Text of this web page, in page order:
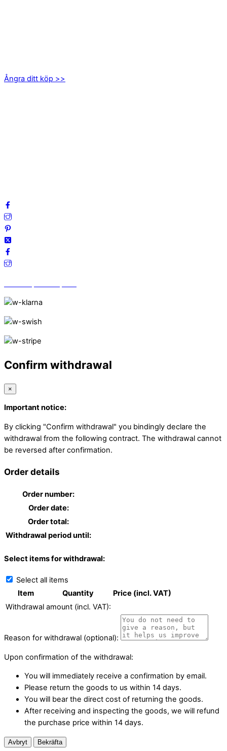
Ångra ditt köp >>
Confirm withdrawal
×
Important notice:
By clicking "Confirm withdrawal" you bindingly declare the
withdrawal from the following contract. The withdrawal cannot
be reversed after confirmation.
Order details
Order number:
Order date:
Order total:
Withdrawal period until:
Select items for withdrawal:
Select all items
Item
Quantity
Price (incl. VAT)
Withdrawal amount (incl. VAT):
Reason for withdrawal (optional):
Upon confirmation of the withdrawal:
You will immediately receive a confirmation by email.
Please return the goods to us within 14 days.
You will bear the direct cost of returning the goods.
After receiving and inspecting the goods, we will refund
the purchase price within 14 days.
Avbryt Bekräfta